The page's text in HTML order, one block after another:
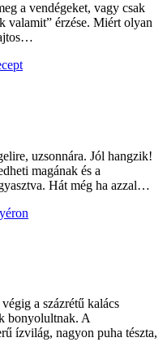
a vendégeket, vagy csak
valamit” érzése. Miért olyan
uzsonnára. Jól hangzik!
magának és a
Hát még ha azzal…
a százrétű kalács
bonyolultnak. A
ízvilág, nagyon puha tészta,